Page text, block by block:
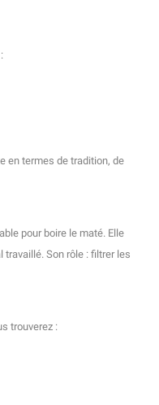
en termes de tradition, de
pour boire le maté. Elle
travaillé. Son rôle : filtrer les
trouverez :